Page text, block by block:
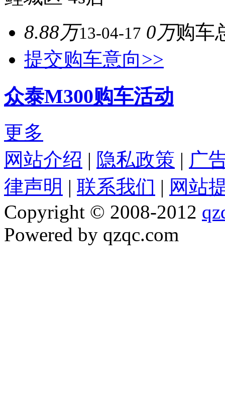
8.88万13-04-17 0万购车
提交购车意向>>
众泰M300购车活动
更多
网站介绍 | 隐私政策 | 广
律声明 | 联系我们 | 网站
Copyright © 2008-2012
Powered by qzqc.com